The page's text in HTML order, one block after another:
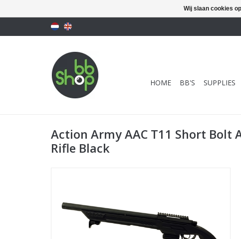
HOME BB'S SUPPLIES
Action Army AAC T11 Short Bolt
Rifle Black
Wij slaan cookies